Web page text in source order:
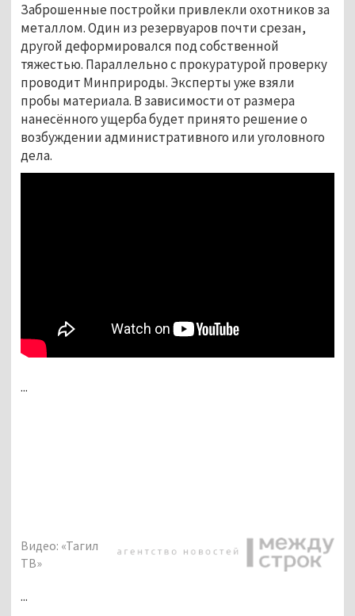
Заброшенные постройки привлекли охотников за
металлом. Один из резервуаров почти срезан,
другой деформировался под собственной
тяжестью. Параллельно с прокуратурой проверку
проводит Минприроды. Эксперты уже взяли
пробы материала. В зависимости от размера
нанесённого ущерба будет принято решение о
возбуждении административного или уголовного
дела.
...
Видео: «Тагил
ТВ»
...